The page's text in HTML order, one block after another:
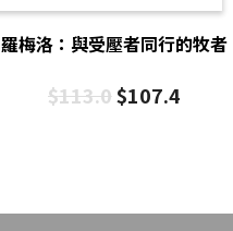
羅梅洛：與受壓者同行的牧者
$113.0$107.4